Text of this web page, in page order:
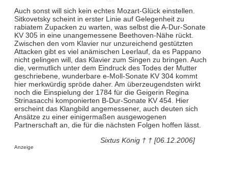
Auch sonst will sich kein echtes Mozart-Glück einstellen.
Sitkovetsky scheint in erster Linie auf Gelegenheit zu
rabiatem Zupacken zu warten, was selbst die A-Dur-Sonate
KV 305 in eine unangemessene Beethoven-Nähe rückt.
Zwischen den vom Klavier nur unzureichend gestützten
Attacken gibt es viel anämischen Leerlauf, da es Pappano
nicht gelingen will, das Klavier zum Singen zu bringen. Auch
die, vermutlich unter dem Eindruck des Todes der Mutter
geschriebene, wunderbare e-Moll-Sonate KV 304 kommt
hier merkwürdig spröde daher. Am überzeugendsten wirkt
noch die Einspielung der 1784 für die Geigerin Regina
Strinasacchi komponierten B-Dur-Sonate KV 454. Hier
erscheint das Klangbild angemessener, auch deuten sich
Ansätze zu einer einigermaßen ausgewogenen
Partnerschaft an, die für die nächsten Folgen hoffen lässt.
Sixtus König † † [06.12.2006]
Anzeige